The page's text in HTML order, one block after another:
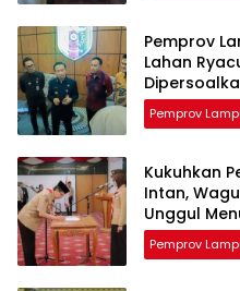
Pemprov
Lahan
Pemprov
Kukuhkan
Intan,
Unggul
Pemprov